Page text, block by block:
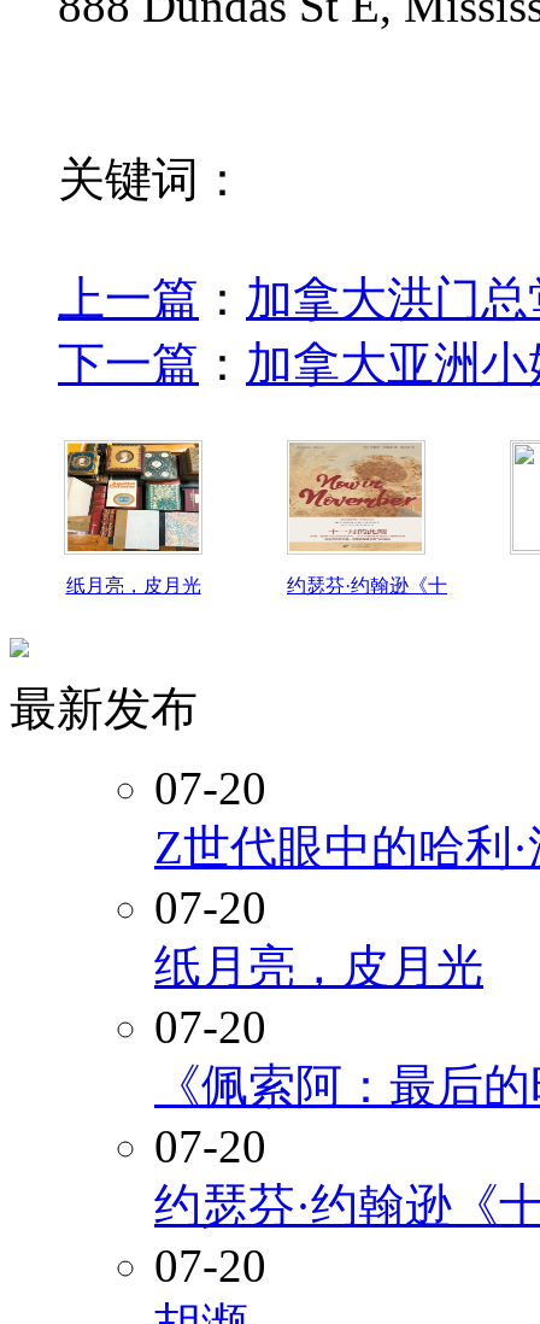
关键词：
上一篇 ： 加拿大洪门
下一篇 ： 加拿大亚洲
纸月亮，皮月光 约瑟芬·约翰逊《十
最新发布
07-20
Z世代眼中的哈利
07-20
纸月亮，皮月光
07-20
《佩索阿：最后
07-20
约瑟芬·约翰逊《
07-20